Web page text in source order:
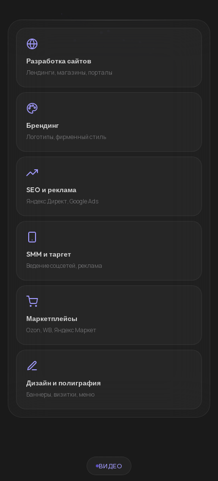
Разработка сайтов
Лендинги, магазины, порталы
Брендинг
Логотипы, фирменный стиль
SEO и реклама
Яндекс Директ, Google Ads
SMM и таргет
Ведение соцсетей, реклама
Маркетплейсы
Ozon, WB, Яндекс Маркет
Дизайн и полиграфия
Баннеры, визитки, меню
ВИДЕО